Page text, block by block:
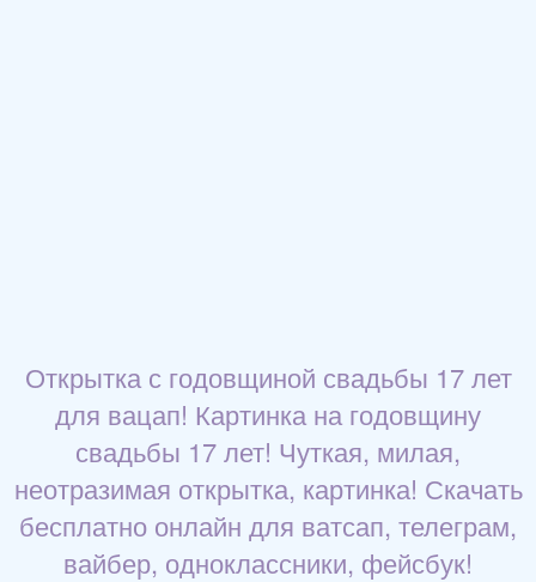
Открытка с годовщиной свадьбы 17 лет
для вацап! Картинка на годовщину
свадьбы 17 лет! Чуткая, милая,
неотразимая открытка, картинка! Скачать
бесплатно онлайн для ватсап, телеграм,
вайбер, одноклассники, фейсбук!